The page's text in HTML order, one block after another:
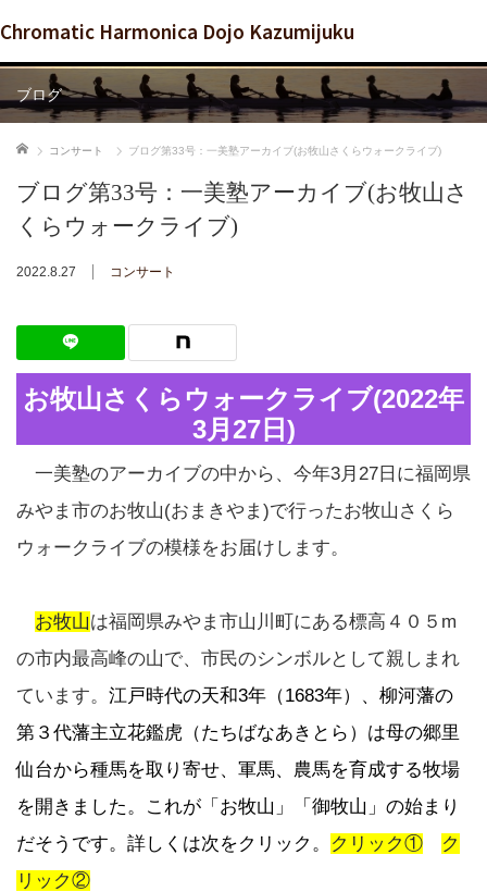
Chromatic Harmonica Dojo Kazumijuku
ブログ
ホーム コンサート ブログ第33号：一美塾アーカイブ(お牧山さくらウォークライブ)
ブログ第33号：一美塾アーカイブ(お牧山さ
くらウォークライブ)
2022.8.27 コンサート
お牧山さくらウォークライブ(2022年
3月27日)
一美塾のアーカイブの中から、今年3月27日に福岡県
みやま市のお牧山(おまきやま)で行ったお牧山さくら
ウォークライブの模様をお届けします。
お牧山は福岡県みやま市山川町にある標高４０５m
の市内最高峰の山で、市民のシンボルとして親しまれ
ています。 江戸時代の天和3年（1683年）
、柳河藩の
第３代藩主立花鑑虎（たちばなあきとら）は母の郷里
仙台から種馬を取り寄せ、軍馬、農馬を育成する牧場
を開きました。
これが 「お牧山」「御牧山」 の始まり
だそうです。詳しくは次をクリック。
クリック①
ク
リック②